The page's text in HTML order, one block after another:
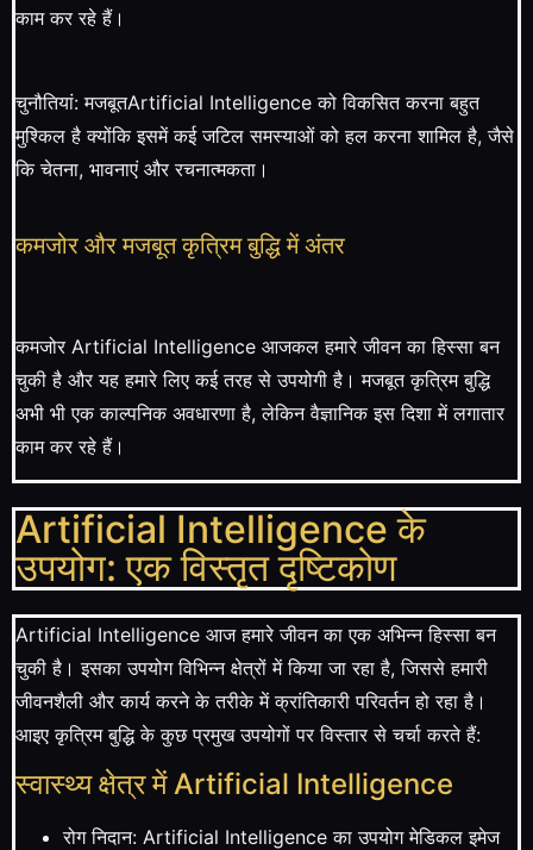
काम कर रहे हैं।
चुनौतियां: मजबूतArtificial Intelligence को विकसित करना बहुत
मुश्किल है क्योंकि इसमें कई जटिल समस्याओं को हल करना शामिल है, जैसे
कि चेतना, भावनाएं और रचनात्मकता।
कमजोर और मजबूत कृत्रिम बुद्धि में अंतर
कमजोर Artificial Intelligence आजकल हमारे जीवन का हिस्सा बन
चुकी है और यह हमारे लिए कई तरह से उपयोगी है। मजबूत कृत्रिम बुद्धि
अभी भी एक काल्पनिक अवधारणा है, लेकिन वैज्ञानिक इस दिशा में लगातार
काम कर रहे हैं।
Artificial Intelligence के
उपयोग: एक विस्तृत दृष्टिकोण
Artificial Intelligence आज हमारे जीवन का एक अभिन्न हिस्सा बन
चुकी है। इसका उपयोग विभिन्न क्षेत्रों में किया जा रहा है, जिससे हमारी
जीवनशैली और कार्य करने के तरीके में क्रांतिकारी परिवर्तन हो रहा है।
आइए कृत्रिम बुद्धि के कुछ प्रमुख उपयोगों पर विस्तार से चर्चा करते हैं:
स्वास्थ्य क्षेत्र में Artificial Intelligence
रोग निदान: Artificial Intelligence का उपयोग मेडिकल इमेज